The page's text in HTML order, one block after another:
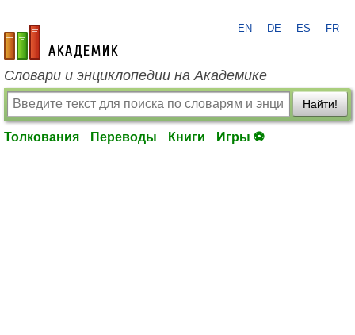
academic.ru
EN DE ES FR
Словари и энциклопедии на Академике
Найти!
Толкования Переводы Книги Игры ⚽